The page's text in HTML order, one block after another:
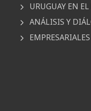
URUGUAY EN
ANÁLISIS Y
EMPRESARIALES